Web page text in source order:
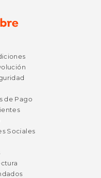
de Pago
Sociales